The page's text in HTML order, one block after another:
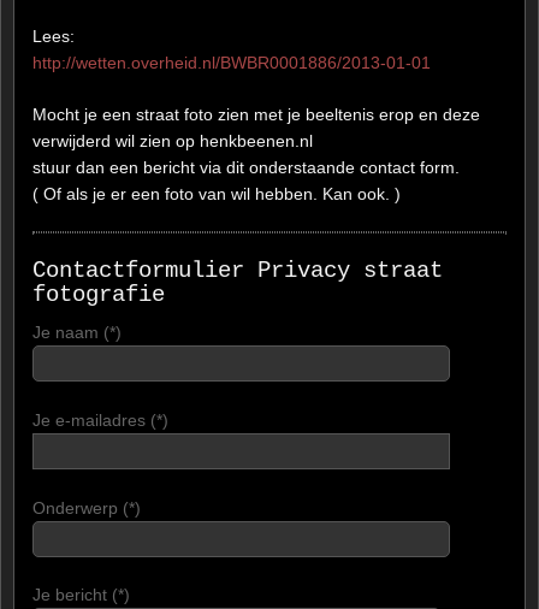
Lees:
http://wetten.overheid.nl/BWBR0001886/2013-01-01
Mocht je een straat foto zien met je beeltenis erop en deze
verwijderd wil zien op henkbeenen.nl
stuur dan een bericht via dit onderstaande contact form.
( Of als je er een foto van wil hebben. Kan ook. )
Contactformulier Privacy straat
fotografie
Je naam (*)
Je e-mailadres (*)
Onderwerp (*)
Je bericht (*)